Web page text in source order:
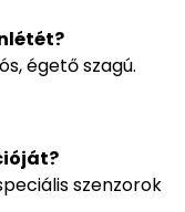
égető szagú.
szenzorok